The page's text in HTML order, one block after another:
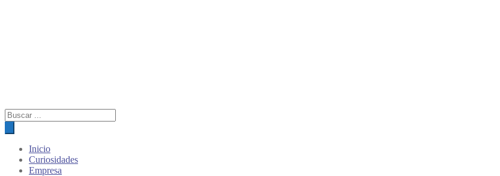
Búsqueda
de
productos
Inicio
Curiosidades
Empresa